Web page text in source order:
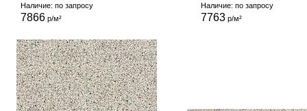
Наличие: по запросу
7866 р/м²
Наличие: по запросу
7763 р/м²